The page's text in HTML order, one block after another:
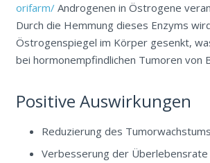
orifarm/Androgenen in Östrogene
Durch die Hemmung dieses Enzyms
Östrogenspiegel im Körper gesenkt,
bei hormonempfindlichen Tumoren von
Positive Auswirkungen
Reduzierung des Tumorwachstums
Verbesserung der